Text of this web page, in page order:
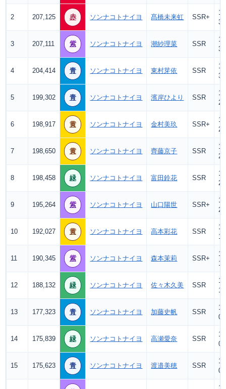
2 207,125 赤 ソンナコトナイヨ 髙橋未来虹 SSR+
3 207,111 紫 ソンナコトナイヨ 潮紗理菜 SSR
4 204,414 青 ソンナコトナイヨ 東村芽依 SSR
5 199,302 青 ソンナコトナイヨ 濱岸ひより SSR
6 198,917 黄 ソンナコトナイヨ 金村美玖 SSR+
7 198,650 黄 ソンナコトナイヨ 齊藤京子 SSR
8 198,458 緑 ソンナコトナイヨ 富田鈴花 SSR
9 195,264 紫 ソンナコトナイヨ 山口陽世 SSR+
10 192,027 黄 ソンナコトナイヨ 高本彩花 SSR
11 190,345 紫 ソンナコトナイヨ 森本茉莉 SSR+
12 188,132 緑 ソンナコトナイヨ 佐々木久美 SSR
13 177,323 青 ソンナコトナイヨ 加藤史帆 SSR
14 175,839 緑 ソンナコトナイヨ 高瀬愛奈 SSR
0
15 175,623 青 ソンナコトナイヨ 渡邉美穂 SSR
0